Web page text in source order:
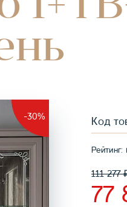
-30% Код
Рейтинг:
111 277
77